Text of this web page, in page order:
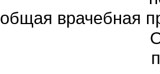
общая врачебная